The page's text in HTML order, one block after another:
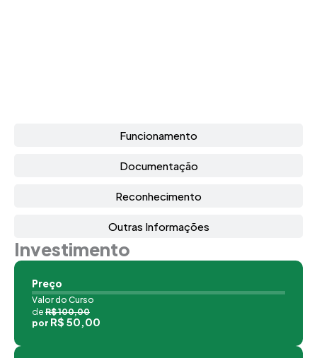
Funcionamento
Documentação
Reconhecimento
Outras Informações
Investimento
Preço
Valor do Curso
de R$ 100,00
por R$ 50,00